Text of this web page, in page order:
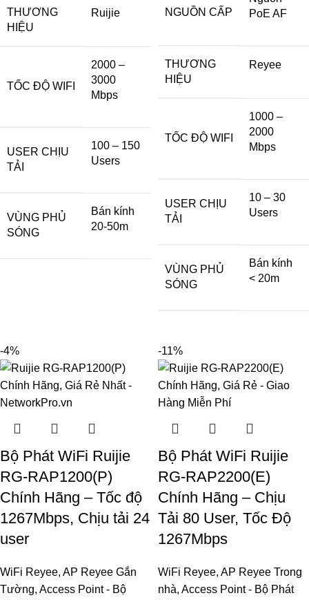
THƯƠNG
HIỆU
Ruijie
TỐC ĐỘ WIFI
2000 –
3000
Mbps
USER CHỊU
TẢI
100 – 150
Users
VÙNG PHỦ
SÓNG
Bán kính
20-50m
NGUỒN CẤP
PoE AF
THƯƠNG
HIỆU
Reyee
TỐC ĐỘ WIFI
1000 –
2000
Mbps
USER CHỊU
TẢI
10 – 30
Users
VÙNG PHỦ
SÓNG
Bán kính
< 20m
-4%
Bộ Phát WiFi Ruijie
RG-RAP1200(P)
Chính Hãng – Tốc độ
1267Mbps, Chịu tải 24
user
WiFi Reyee, AP Reyee Gắn
Tường, Access Point - Bộ
-11%
Bộ Phát WiFi Ruijie
RG-RAP2200(E)
Chính Hãng – Chịu
Tải 80 User, Tốc Độ
1267Mbps
WiFi Reyee, AP Reyee Trong
nhà, Access Point - Bộ Phát